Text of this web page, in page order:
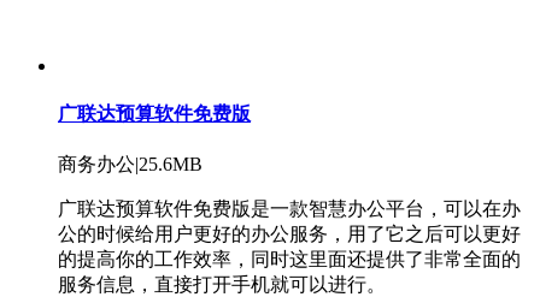
广联达预算软件免费版
商务办公|25.6MB
广联达预算软件免费版是一款智慧办公平台，可以在办
公的时候给用户更好的办公服务，用了它之后可以更好
的提高你的工作效率，同时这里面还提供了非常全面的
服务信息，直接打开手机就可以进行。